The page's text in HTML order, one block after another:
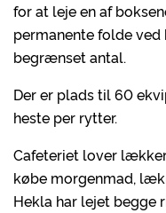
for at leje en af
permanente folde
begrænset antal.
Der er plads til 60
heste per rytter.
Cafeteriet lover
købe morgenmad,
Hekla har lejet begge